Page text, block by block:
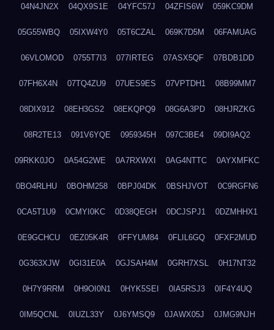
04N4JN2X 04QX9S1E 04YFC57J 04ZFIS6W 059KC9DM
05G55WBQ 05IXW4Y0 05T6CZAL 069K7D5M 06FAMUAG
06VLOMOD 0755T7I3 077IRTEG 07ASX5QF 07BDB1DD
07FH6X4N 07TQ4ZU9 07UES9ES 07VPTDH1 08B99MM7
08DIX912 08EH3GS2 08EKQPQ9 08G6A3PD 08HJRZKG
08R2TE13 091V6YQE 0959345H 097C3BE4 09DI9AQ2
09RKK0JO 0A54G2WE 0A7RXWXI 0AG4NTTC 0AYXMFKC
0BO4RLHU 0BOHM258 0BPJ04DK 0BSHJVOT 0C9RGFN6
0CA5T1U9 0CMYI0KC 0D38QEGH 0DCJSPJ1 0DZMHHX1
0E9GCHCU 0EZ05K4R 0FFYUM84 0FLIL6GQ 0FXF2MUD
0G363XJW 0GI31E0A 0GJSAH4M 0GRH7XSL 0H17NT32
0H7Y9RRM 0H9OI0N1 0HYK5SEI 0IA5RSJ3 0IF4Y4UQ
0IM5QCNL 0IUZL33Y 0J6YMSQ9 0JAWX05J 0JMG9NJH